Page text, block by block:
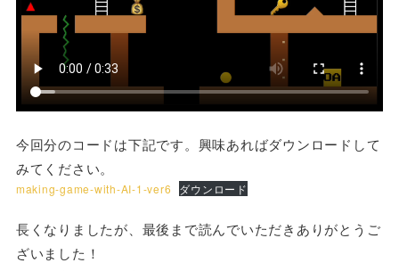
今回分のコードは下記です。興味あればダウンロードして
みてください。
making-game-with-AI-1-ver6 ダウンロード
長くなりましたが、最後まで読んでいただきありがとうご
ざいました！